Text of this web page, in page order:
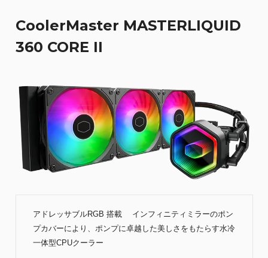
CoolerMaster MASTERLIQUID
360 CORE II
アドレッサブルRGB 搭載 インフィニティミラーのポン
プカバーにより、ポンプに卓越した美しさをもたらす水冷
一体型CPUクーラー